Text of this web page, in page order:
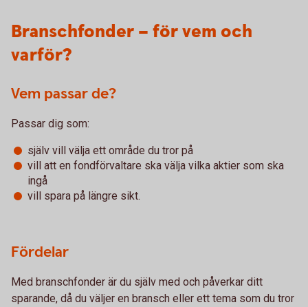
Branschfonder – för vem och
varför?
Vem passar de?
Passar dig som:
själv vill välja ett område du tror på
vill att en fondförvaltare ska välja vilka aktier som ska
ingå
vill spara på längre sikt.
Fördelar
Med branschfonder är du själv med och påverkar ditt
sparande, då du väljer en bransch eller ett tema som du tror